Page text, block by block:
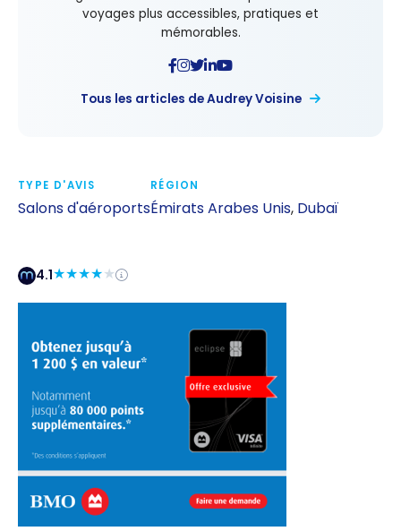
voyages plus accessibles, pratiques et
mémorables.
Tous les articles de Audrey Voisine
TYPE D'AVIS
Salons d'aéroports
RÉGION
Émirats Arabes Unis, Dubaï
4.1